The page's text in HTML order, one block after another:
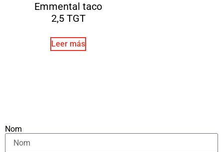
Emmental taco
2,5 TGT
Leer más
Nom